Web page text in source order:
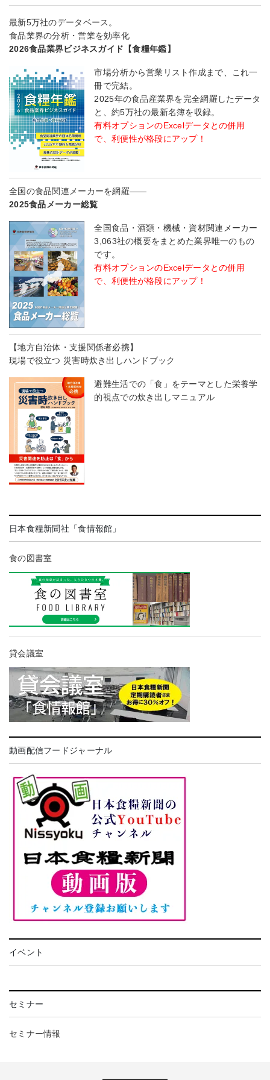
最新5万社のデータベース。
食品業界の分析・営業を効率化
2026食品業界ビジネスガイド【食糧年鑑】
市場分析から営業リスト作成まで、これ一
冊で完結。
2025年の食品産業界を完全網羅したデータ
と、約5万社の最新名簿を収録。
有料オプションのExcelデータとの併用
で、利便性が格段にアップ！
全国の食品関連メーカーを網羅――
2025食品メーカー総覧
全国食品・酒類・機械・資材関連メーカー
3,063社の概要をまとめた業界唯一のもの
です。
有料オプションのExcelデータとの併用
で、利便性が格段にアップ！
【地方自治体・支援関係者必携】
現場で役立つ 災害時炊き出しハンドブック
避難生活での「食」をテーマとした栄養学
的視点での炊き出しマニュアル
日本食糧新聞社「食情報館」
食の図書室
貸会議室
動画配信フードジャーナル
イベント
セミナー
セミナー情報